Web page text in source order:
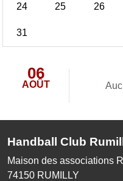
24 25 26
31
06
AOÛT
Handball Club
Maison des associations
74150 RUMILLY